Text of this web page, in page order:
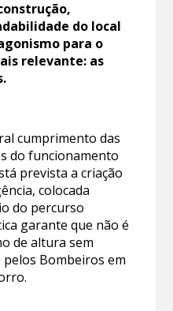
do local
para o
relevante: as
cumprimento das
do funcionamento
prevista a criação
colocada
do percurso
garante que não é
de altura sem
pelos Bombeiros em